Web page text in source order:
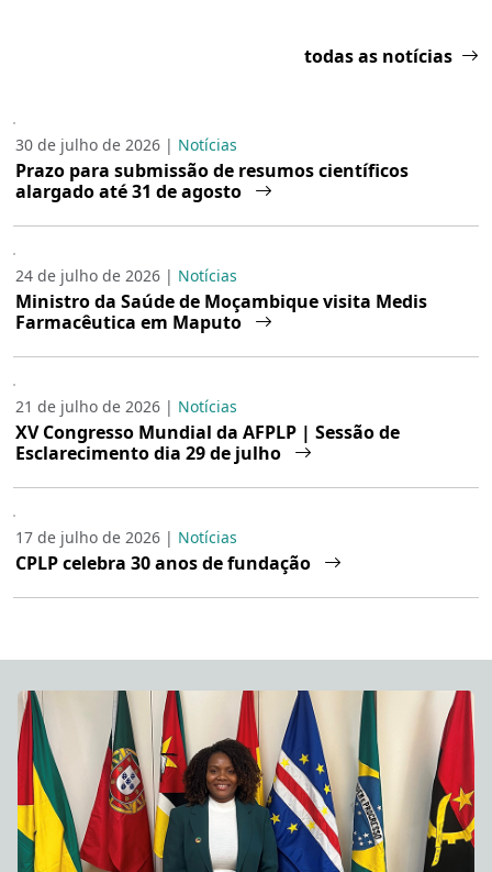
todas as notícias
30 de julho de 2026 | Notícias
Prazo para submissão de resumos científicos
alargado até 31 de agosto
24 de julho de 2026 | Notícias
Ministro da Saúde de Moçambique visita Medis
Farmacêutica em Maputo
21 de julho de 2026 | Notícias
XV Congresso Mundial da AFPLP | Sessão de
Esclarecimento dia 29 de julho
17 de julho de 2026 | Notícias
CPLP celebra 30 anos de fundação